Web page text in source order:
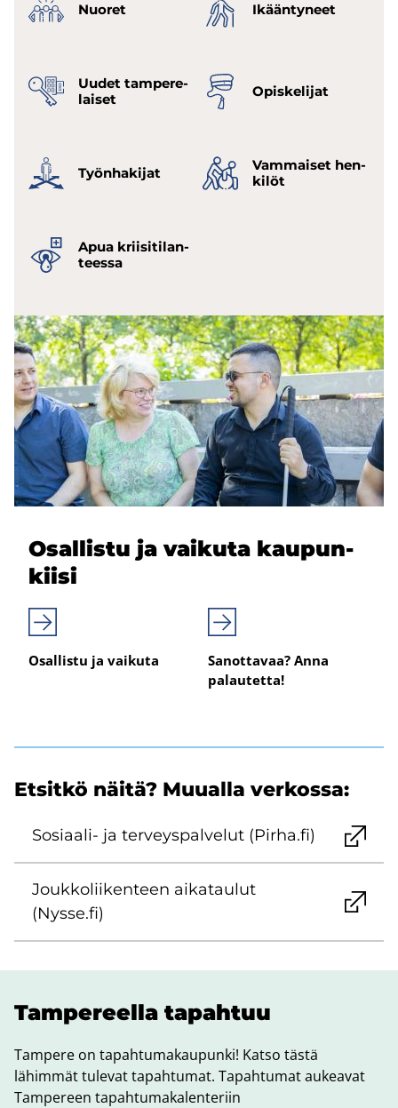
Nuo­ret Ikään­ty­neet
Uudet tam­pe­re­
lai­set
Opis­ke­li­jat
Työn­ha­ki­jat
Vam­mai­set hen­
ki­löt
Apua krii­si­ti­lan­
tees­sa
Osal­lis­tu ja vai­ku­ta kau­pun­
kii­si
Osallistu ja vaikuta
Sanottavaa? Anna
palautetta!
Et­sit­kö näitä? Muu­al­la ver­kos­sa:
Sosiaali-​ ja ter­veys­pal­ve­lut (Pirha.fi)
Jouk­ko­lii­ken­teen ai­ka­tau­lut
(Nysse.fi)
Tam­pe­reel­la ta­pah­tuu
Tampere on tapahtumakaupunki! Katso tästä
lähimmät tulevat tapahtumat. Tapahtumat aukeavat
Tampereen tapahtumakalenteriin